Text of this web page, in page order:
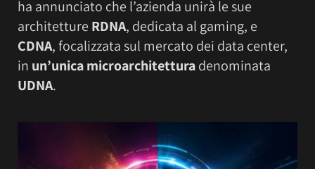
ha annunciato che l’azienda unirà le sue
architetture RDNA, dedicata al gaming, e
CDNA, focalizzata sul mercato dei data center,
in un’unica microarchitetturadenominata
UDNA.